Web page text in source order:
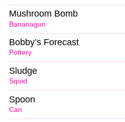
Bananagun
Mushroom Bomb
Pottery
Bobby’s Forecast
Squid
Sludge
Can
Spoon